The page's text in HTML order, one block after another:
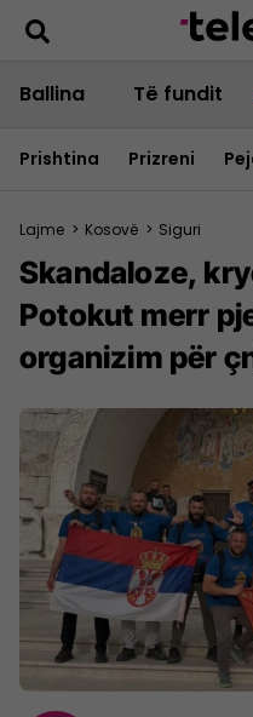
Ballina Të fundit
Prishtina Prizreni
Lajme > Kosovë > Siguri
Skandaloze,
Potokut merr
organizim për